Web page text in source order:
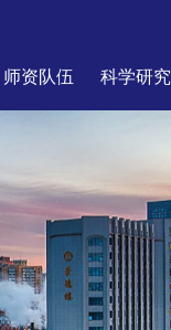
师资队伍 科学研究